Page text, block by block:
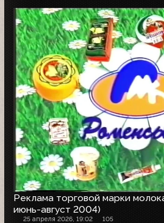
Реклама торговой марки
июнь-август 2004)
25 апреля 2026, 19:02 105